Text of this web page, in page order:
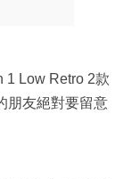
1 Low Retro 2款
朋友絕對要留意